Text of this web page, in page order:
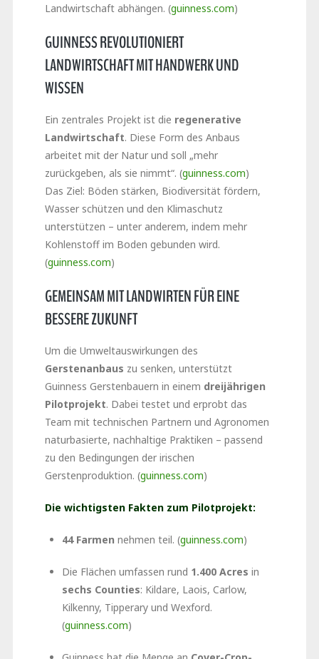
Landwirtschaft abhängen. (guinness.com)
GUINNESS REVOLUTIONIERT
LANDWIRTSCHAFT MIT HANDWERK UND
WISSEN
Ein zentrales Projekt ist die regenerative
Landwirtschaft. Diese Form des Anbaus
arbeitet mit der Natur und soll „mehr
zurückgeben, als sie nimmt“. (guinness.com)
Das Ziel: Böden stärken, Biodiversität fördern,
Wasser schützen und den Klimaschutz
unterstützen – unter anderem, indem mehr
Kohlenstoff im Boden gebunden wird.
(guinness.com)
GEMEINSAM MIT LANDWIRTEN FÜR EINE
BESSERE ZUKUNFT
Um die Umweltauswirkungen des
Gerstenanbaus zu senken, unterstützt
Guinness Gerstenbauern in einem dreijährigen
Pilotprojekt. Dabei testet und erprobt das
Team mit technischen Partnern und Agronomen
naturbasierte, nachhaltige Praktiken – passend
zu den Bedingungen der irischen
Gerstenproduktion. (guinness.com)
Die wichtigsten Fakten zum Pilotprojekt:
44 Farmen nehmen teil. (guinness.com)
Die Flächen umfassen rund 1.400 Acres in
sechs Counties: Kildare, Laois, Carlow,
Kilkenny, Tipperary und Wexford.
(guinness.com)